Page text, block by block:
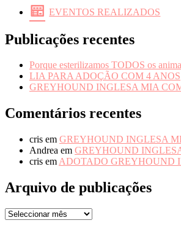
EVENTOS REALIZADOS
Publicações recentes
Porque esterilizamos TODOS os
LIA PARA ADOÇÃO COM 4 ANOS
GREYHOUND INGLESA MIA
Comentários recentes
cris em GREYHOUND INGLESA
Andrea em GREYHOUND
cris em ADOTADO GREYHOUND
Arquivo de publicações
Arquivo